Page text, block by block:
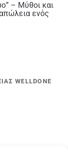
– Μύθοι και
ενός
WELLDONE